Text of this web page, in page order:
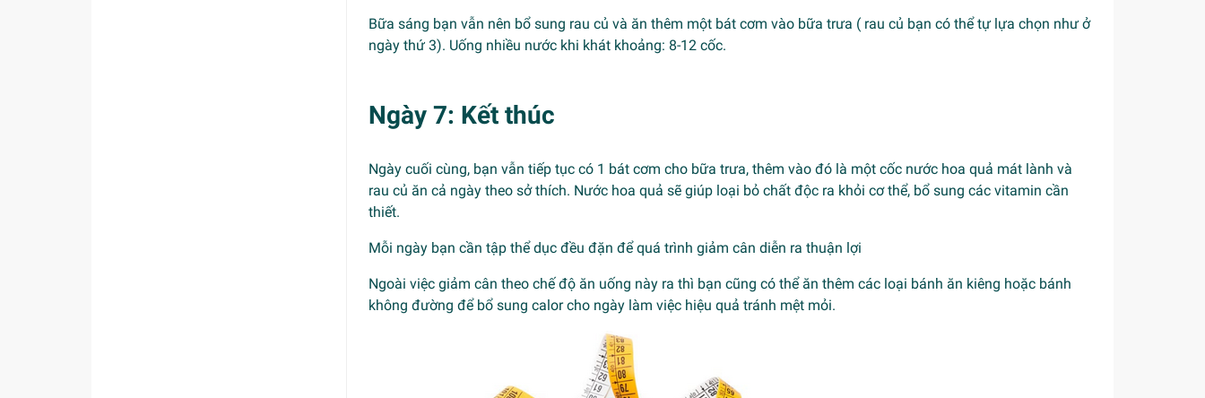
Bữa sáng bạn vẫn nên bổ sung rau củ và ăn thêm một bát cơm vào bữa trưa ( rau củ bạn có thể tự lựa chọn như ở
ngày thứ 3). Uống nhiều nước khi khát khoảng: 8-12 cốc.
Ngày 7: Kết thúc
Ngày cuối cùng, bạn vẫn tiếp tục có 1 bát cơm cho bữa trưa, thêm vào đó là một cốc nước hoa quả mát lành và
rau củ ăn cả ngày theo sở thích. Nước hoa quả sẽ giúp loại bỏ chất độc ra khỏi cơ thể, bổ sung các vitamin cần
thiết.
Mỗi ngày bạn cần tập thể dục đều đặn để quá trình giảm cân diễn ra thuận lợi
Ngoài việc giảm cân theo chế độ ăn uống này ra thì bạn cũng có thể ăn thêm các loại bánh ăn kiêng hoặc bánh
không đường để bổ sung calor cho ngày làm việc hiệu quả tránh mệt mỏi.